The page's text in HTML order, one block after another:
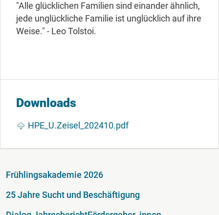
"Alle glücklichen Familien sind einander ähnlich,
jede unglückliche Familie ist unglücklich auf ihre
Weise." - Leo Tolstoi.
Downloads
Dokument
HPE_U.Zeisel_202410.pdf
Fußzeile
Frühlingsakademie 2026
25 Jahre Sucht und Beschäftigung